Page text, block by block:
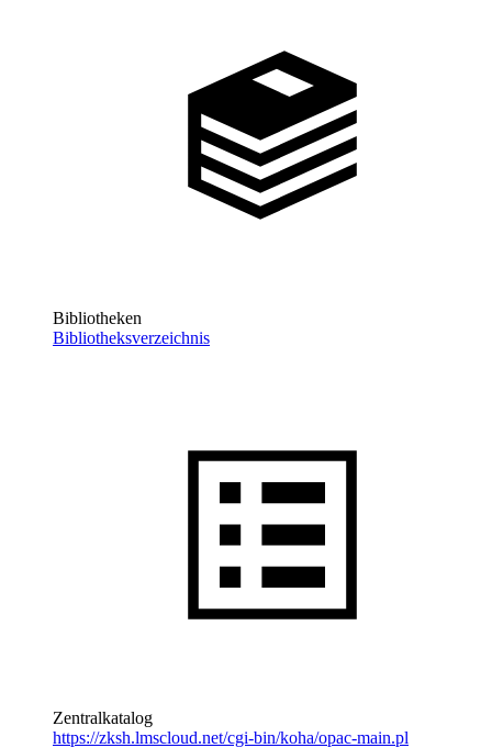
Bibliotheken
Bibliotheksverzeichnis
Zentralkatalog
https://zksh.lmscloud.net/cgi-bin/koha/opac-main.pl